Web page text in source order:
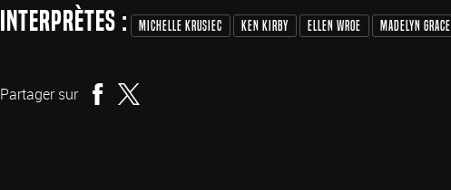
Interprètes : Michelle Krusiec Ken Kirby Ellen Wroe Madelyn Grace
Partager sur